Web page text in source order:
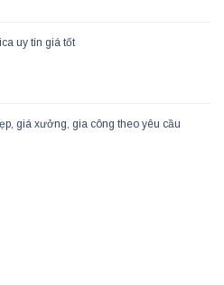
uy tín giá tốt
giá xưởng, gia công theo yêu cầu